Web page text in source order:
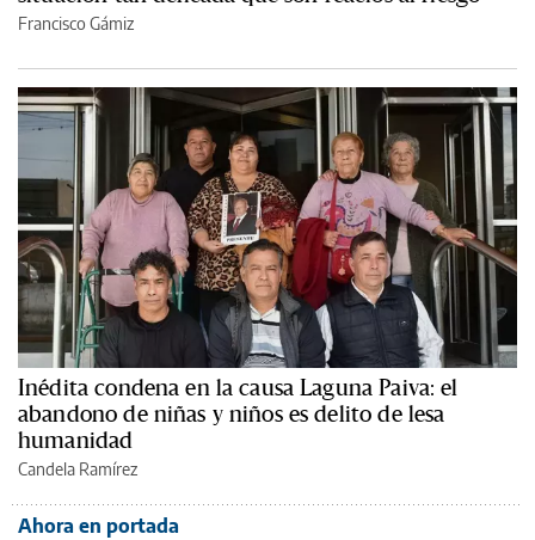
Francisco Gámiz
Inédita condena en la causa Laguna Paiva: el
abandono de niñas y niños es delito de lesa
humanidad
Candela Ramírez
Ahora en portada